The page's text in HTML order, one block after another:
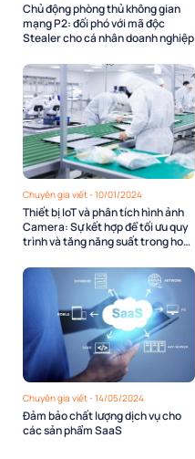
Chủ động phòng thủ không gian
mạng P2: đối phó với mã độc
Stealer cho cá nhân doanh nghiệp
Chuyên gia viết - 10/01/2024
Thiết bị IoT và phân tích hình ảnh
Camera: Sự kết hợp để tối ưu quy
trình và tăng năng suất trong hoạt
Chuyên gia viết - 14/05/2024
Đảm bảo chất lượng dịch vụ cho
các sản phẩm SaaS